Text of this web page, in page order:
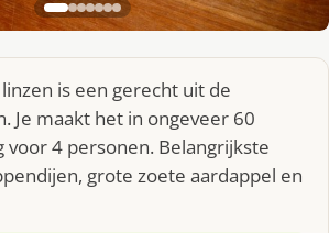
is een gerecht uit de
Je maakt het in ongeveer 60
voor 4 personen. Belangrijkste
grote zoete aardappel en